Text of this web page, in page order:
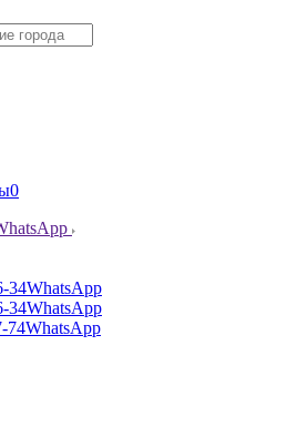
0
34WhatsApp
34WhatsApp
74WhatsApp